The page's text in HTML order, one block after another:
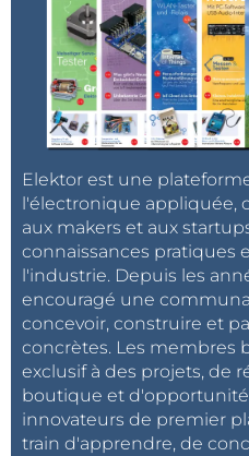
Elektor est une
l'électronique appliquée,
aux makers et aux
connaissances pratiques
l'industrie. Depuis les
encouragé une
concevoir, construire et
concrètes. Les membres
exclusif à des projets, de
boutique et
innovateurs de premier
train d'apprendre, de